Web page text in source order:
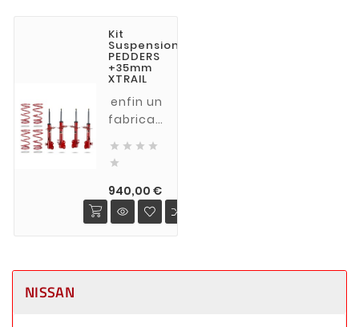
Kit
Suspension
PEDDERS
+35mm
XTRAIL
enfin un
fabricant
qui
de près
au
Nissan
   

940,00 €Prix
NISSAN